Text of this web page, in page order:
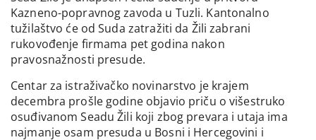
Kazneno-popravnog zavoda u Tuzli. Kantonalno
tužilaštvo će od Suda zatražiti da Žili zabrani
rukovođenje firmama pet godina nakon
pravosnažnosti presude.
Centar za istraživačko novinarstvo je krajem
decembra prošle godine objavio priču o višestruko
osuđivanom Seadu Žili koji zbog prevara i utaja ima
najmanje osam presuda u Bosni i Hercegovini i